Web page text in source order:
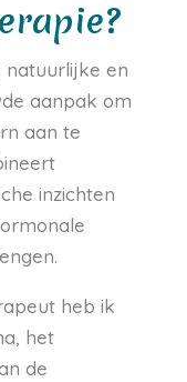
natuurlijke en
aanpak om
aan te
inzichten
heb ik
het
de